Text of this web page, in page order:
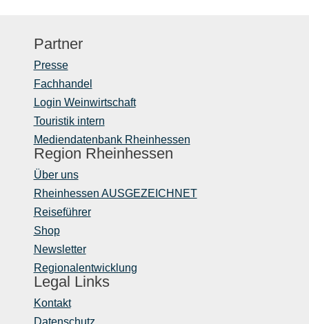
Partner
Presse
Fachhandel
Login Weinwirtschaft
Touristik intern
Mediendatenbank Rheinhessen
Region Rheinhessen
Über uns
Rheinhessen AUSGEZEICHNET
Reiseführer
Shop
Newsletter
Regionalentwicklung
Legal Links
Kontakt
Datenschutz